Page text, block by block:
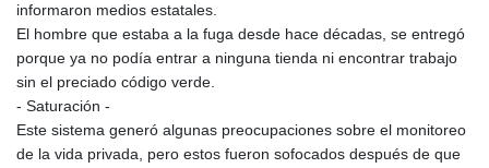
informaron medios estatales.
El hombre que estaba a la fuga desde hace décadas, se entregó
porque ya no podía entrar a ninguna tienda ni encontrar trabajo
sin el preciado código verde.
- Saturación -
Este sistema generó algunas preocupaciones sobre el monitoreo
de la vida privada, pero estos fueron sofocados después de que